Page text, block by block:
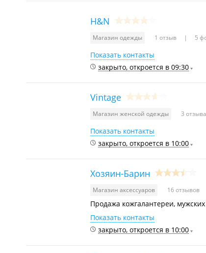
H&N
Магазин одежды 1 отзыв 5
Показать контакты
закрыто, откроется в 09:30
Vintage
Магазин женской одежды 3 отзыва
Показать контакты
закрыто, откроется в 10:00
Хозяин-Барин
Магазин аксессуаров 16 отзывов
Продажа кожгалантереи,
Показать контакты
закрыто, откроется в 10:00